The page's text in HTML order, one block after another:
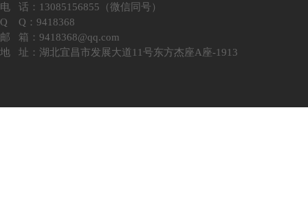
电 话：13085156855（微信同号）
Q Q：9418368
邮 箱：9418368@qq.com
地 址：湖北宜昌市发展大道11号东方杰座A座-1913